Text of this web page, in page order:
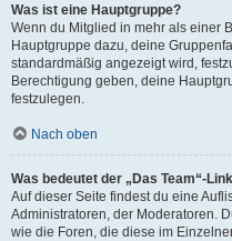
Was ist eine Hauptgruppe?
Wenn du Mitglied in mehr als einer
Hauptgruppe dazu, deine
standardmäßig angezeigt wird,
Berechtigung geben, deine
festzulegen.
Nach oben
Was bedeutet der „Das Team“-
Auf dieser Seite findest du eine
Administratoren, der Moderatoren.
wie die Foren, die diese im